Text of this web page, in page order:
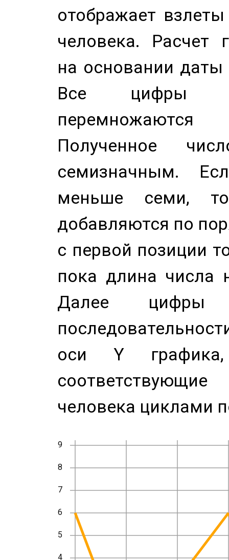
отображает
человека. Расчет
на основании
Все цифры
Полученное
семизначным.
меньше семи,
добавляются по
с первой позиции
пока длина числа
Далее цифры
оси Y
человека циклами